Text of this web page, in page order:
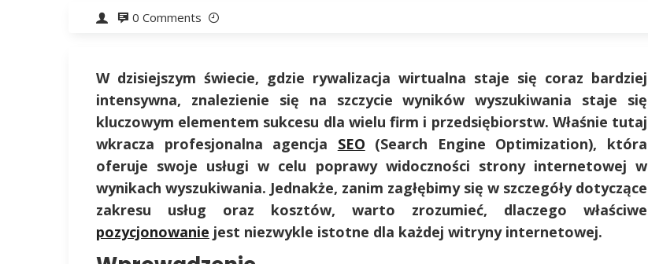
0 Comments
W dzisiejszym świecie, gdzie rywalizacja wirtualna staje się coraz bardziej
intensywna, znalezienie się na szczycie wyników wyszukiwania staje się
kluczowym elementem sukcesu dla wielu firm i przedsiębiorstw. Właśnie tutaj
wkracza profesjonalna agencja SEO (Search Engine Optimization), która
oferuje swoje usługi w celu poprawy widoczności strony internetowej w
wynikach wyszukiwania. Jednakże, zanim zagłębimy się w szczegóły dotyczące
zakresu usług oraz kosztów, warto zrozumieć, dlaczego właściwe
pozycjonowanie jest niezwykle istotne dla każdej witryny internetowej.